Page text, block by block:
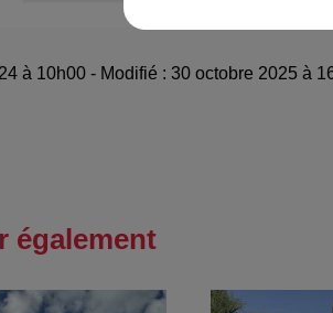
à 10h00 - Modifié : 30 octobre 2025 à
également